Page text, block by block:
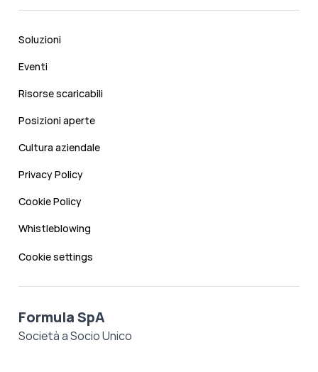
Soluzioni
Eventi
Risorse scaricabili
Posizioni aperte
Cultura aziendale
Privacy Policy
Cookie Policy
Whistleblowing
Cookie settings
Formula SpA
Società a Socio Unico